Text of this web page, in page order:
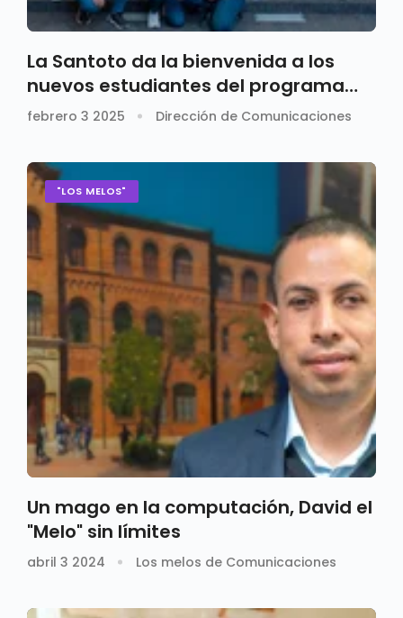
La Santoto da la bienvenida a los
nuevos estudiantes del programa
"Jóvenes a la E"
febrero 3 2025 Dirección de Comunicaciones
"LOS MELOS"
Un mago en la computación, David el
"Melo" sin límites
abril 3 2024 Los melos de Comunicaciones